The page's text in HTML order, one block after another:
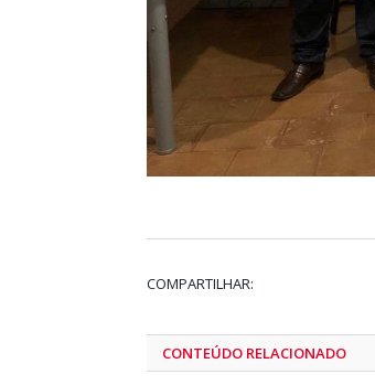
COMPARTILHAR:
CONTEÚDO RELACIONADO